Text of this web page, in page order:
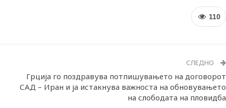
110
СЛЕДНО
Грција го поздравува потпишувањето на договорот
САД – Иран и ја истакнува важноста на обновувањето
на слободата на пловидба